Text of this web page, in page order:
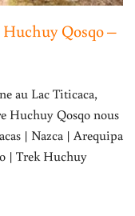
Qosqo –
au Lac Titicaca,
Huchuy Qosqo nous
| Nazca | Arequipa
| Trek Huchuy